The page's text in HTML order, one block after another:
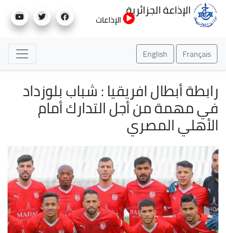
إلى
الإذاعة الجزائرية
الإذاعات
Français
English
رابطة أبطال افريقيا : شباب بلوزداد
في مهمة من أجل التدارك أمام
الأهلي المصري